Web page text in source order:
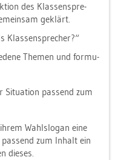
des Klas­sen­spre­
ge­klärt.
Klas­sen­spre­cher?“
The­men und for­mu­
Si­tua­ti­on pas­send zum
Wahl­slo­gan eine
zum In­halt ein
die­ses.